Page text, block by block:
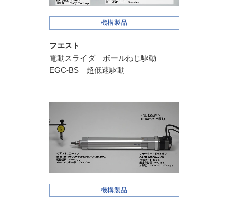
機構製品
フエスト
電動スライダ ボールねじ駆動
EGC-BS 超低速駆動
機構製品